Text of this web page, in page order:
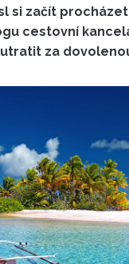
si začít
cestovní
za